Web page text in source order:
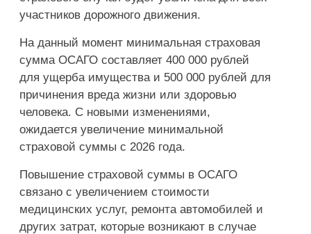
участников дорожного движения.
На данный момент минимальная страховая
сумма ОСАГО составляет 400 000 рублей
для ущерба имущества и 500 000 рублей для
причинения вреда жизни или здоровью
человека. С новыми изменениями,
ожидается увеличение минимальной
страховой суммы с 2026 года.
Повышение страховой суммы в ОСАГО
связано с увеличением стоимости
медицинских услуг, ремонта автомобилей и
других затрат, которые возникают в случае